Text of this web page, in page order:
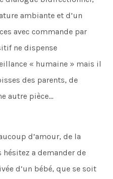
ambiante et d’un
avec commande par
ne dispense
« humaine » mais il
des parents, de
autre pièce…
d’amour, de la
hésitez a demander de
d’un bébé, que se soit